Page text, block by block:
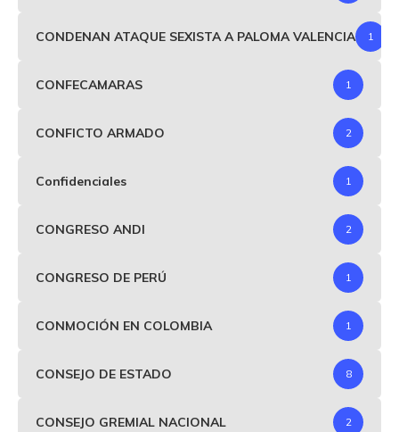
CONDENAN ATAQUE SEXISTA A PALOMA VALENCIA 1
CONFECAMARAS 1
CONFICTO ARMADO 2
Confidenciales 1
CONGRESO ANDI 2
CONGRESO DE PERÚ 1
CONMOCIÓN EN COLOMBIA 1
CONSEJO DE ESTADO 8
CONSEJO GREMIAL NACIONAL 2